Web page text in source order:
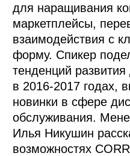
для наращивания
маркетплейсы,
взаимодействия с
форму. Спикер
тенденций
в 2016-2017 годах,
новинки в сфере
обслуживания.
Илья Никушин
возможностях